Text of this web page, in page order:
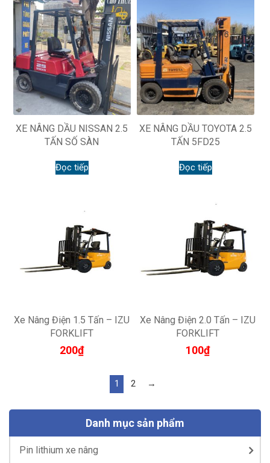
XE NÂNG DẦU NISSAN 2.5
TẤN SỐ SÀN
Đọc tiếp
XE NÂNG DẦU TOYOTA 2.5
TẤN 5FD25
Đọc tiếp
Xe Nâng Điện 1.5 Tấn – IZU
FORKLIFT
200₫
Xe Nâng Điện 2.0 Tấn – IZU
FORKLIFT
100₫
1 2 →
Danh mục sản phẩm
Pin lithium xe nâng